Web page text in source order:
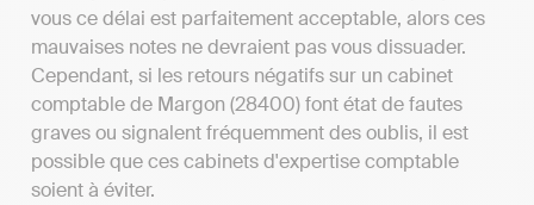
vous ce délai est parfaitement acceptable, alors ces
mauvaises notes ne devraient pas vous dissuader.
Cependant, si les retours négatifs sur un cabinet
comptable de Margon (28400) font état de fautes
graves ou signalent fréquemment des oublis, il est
possible que ces cabinets d'expertise comptable
soient à éviter.